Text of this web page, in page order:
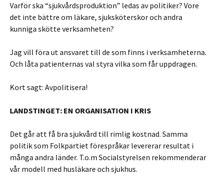
Varför ska “sjukvårdsproduktion” ledas av politiker? Vore
det inte bättre om läkare, sjuksköterskor och andra
kunniga skötte verksamheten?
Jag vill föra ut ansvaret till de som finns i verksamheterna.
Och låta patienternas val styra vilka som får uppdragen.
Kort sagt: Avpolitisera!
LANDSTINGET: EN ORGANISATION I KRIS
Det går att få bra sjukvård till rimlig kostnad. Samma
politik som Folkpartiet förespråkar levererar resultat i
många andra länder. T.o.m Socialstyrelsen rekommenderar
vår modell med husläkare och sjukhus.